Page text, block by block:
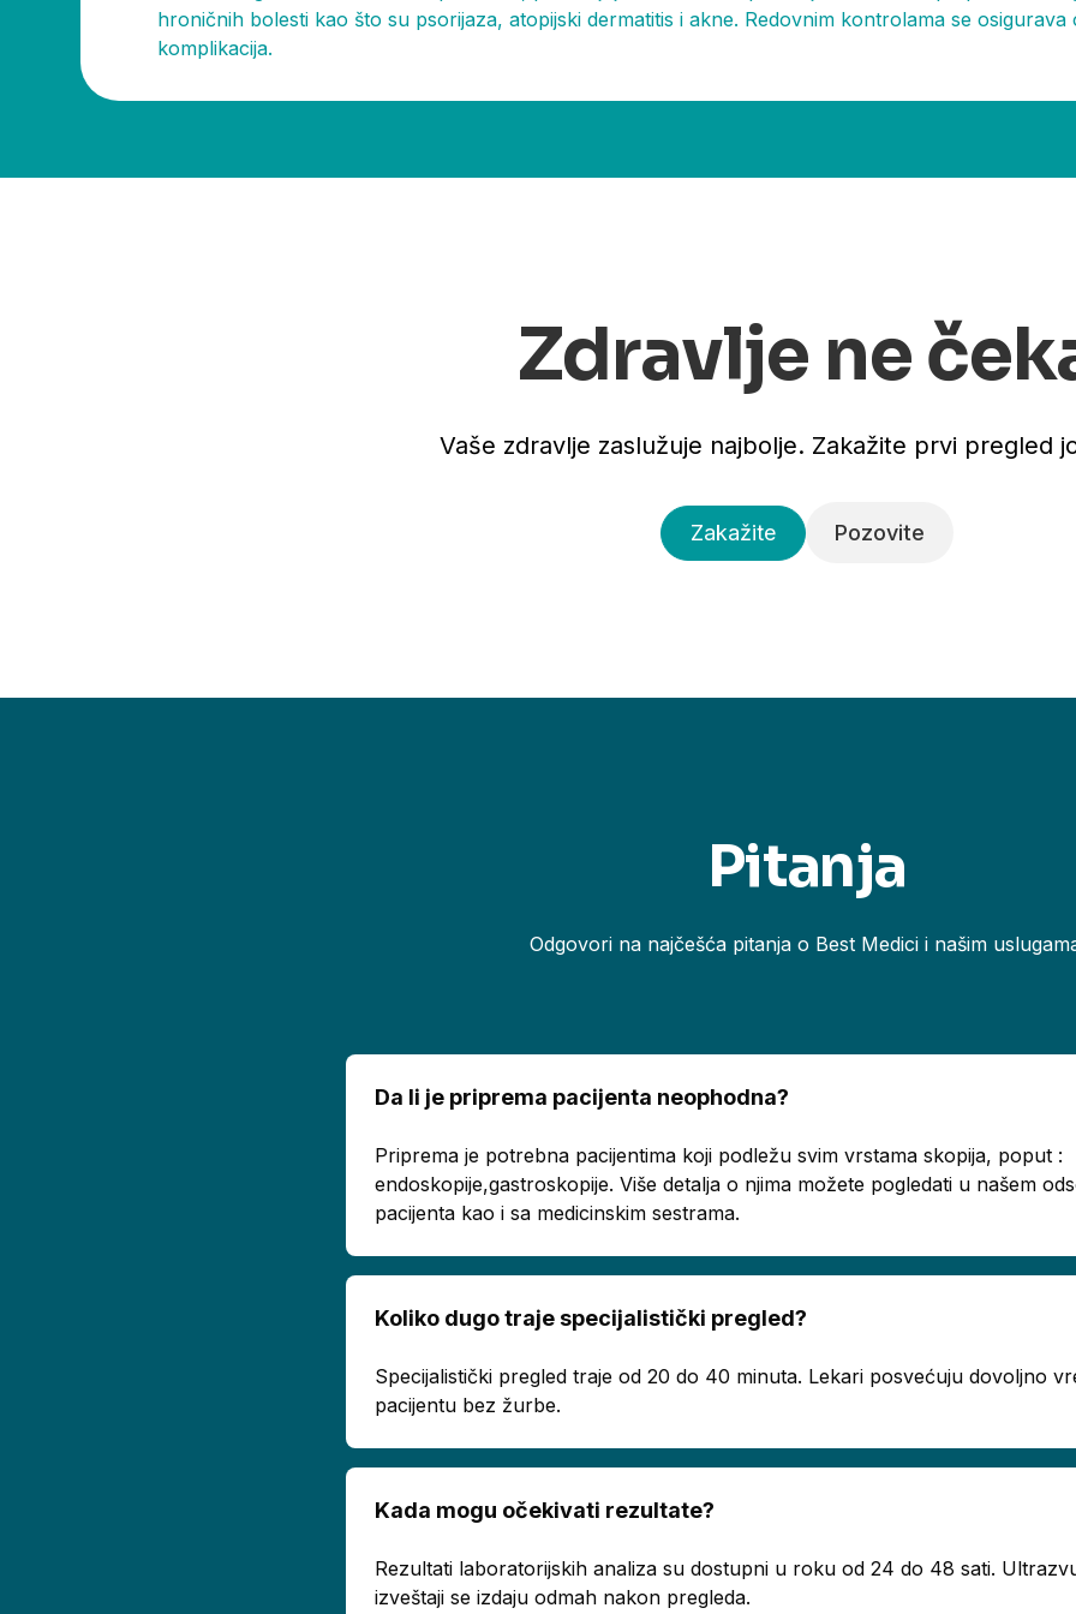
hroničnih bolesti kao što su psorijaza, atopijski dermatitis i akne. Redovnim kontrolama se
komplikacija.
Zdravlje ne
Vaše zdravlje zaslužuje najbolje. Zakažite prvi pregled
Zakažite Pozovite
Pitanja
Odgovori na najčešća pitanja o Best Medici i našim
Da li je priprema pacijenta neophodna?
Priprema je potrebna pacijentima koji podležu svim vrstama skopija, poput :
endoskopije,gastroskopije. Više detalja o njima možete pogledati u našem
pacijenta kao i sa medicinskim sestrama.
Koliko dugo traje specijalistički pregled?
Specijalistički pregled traje od 20 do 40 minuta. Lekari posvećuju dovoljno
pacijentu bez žurbe.
Kada mogu očekivati rezultate?
Rezultati laboratorijskih analiza su dostupni u roku od 24 do 48 sati.
izveštaji se izdaju odmah nakon pregleda.